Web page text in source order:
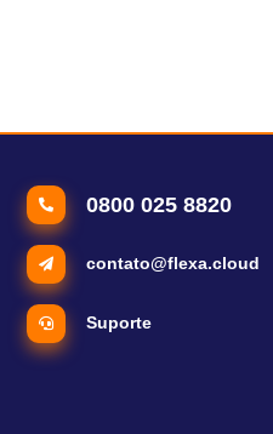
0800 025 8820
contato@flexa.cloud
Suporte